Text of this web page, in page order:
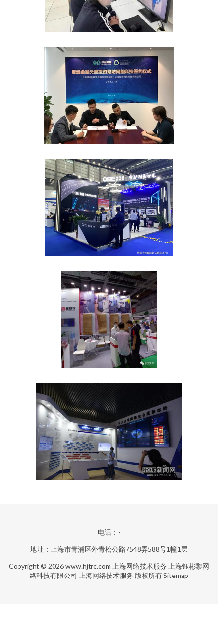
电话：-
地址：上海市青浦区外青松公路7548弄588号1幢1层
Copyright © 2026www.hjtrc.com 上海网络技术服务 上海钰彬黎网
络科技有限公司
上海网络技术服务 版权所有Sitemap